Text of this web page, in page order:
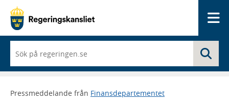
du
börjar
skriva
framträder
Pressmeddelande från Finansdepartementet